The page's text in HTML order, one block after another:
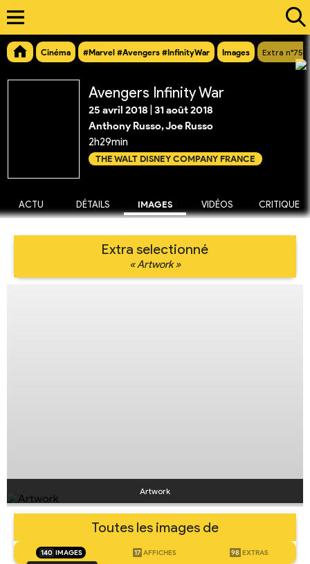
Cinéma #Marvel #Avengers #InfinityWar Images Extra
Avengers Infinity War
25 avril 2018 31 août 2018
Anthony Russo, Joe Russo
2h29min
THE WALT DISNEY COMPANY FRANCE
ACTU DÉTAILS IMAGES VIDÉOS CRITIQUE
Extra selectionné
« Artwork »
Artwork
Toutes les images de
140 IMAGES 17 AFFICHES 98 EXTRAS